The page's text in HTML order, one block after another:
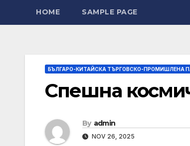
HOME SAMPLE PAGE
БЪЛГАРО-КИТАЙСКА ТЪРГОВСКО-ПРОМИШЛЕНА
Спешна
By admin
NOV 26, 2025